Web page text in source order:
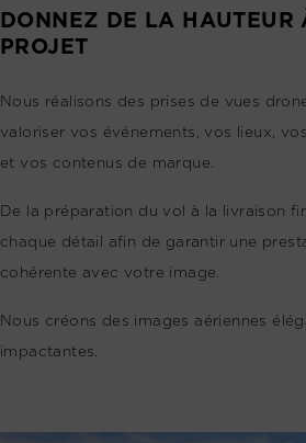
DONNEZ DE LA HAUTEUR
PROJET
Nous réalisons des prises de vues
valoriser vos événements, vos lieux,
et vos contenus de marque.
De la préparation du vol à la livraison
chaque détail afin de garantir une
cohérente avec votre image.
Nous créons des images aériennes
impactantes.